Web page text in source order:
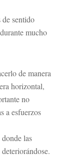
sentido
mucho
de manera
horizontal,
no
a esfuerzos
las